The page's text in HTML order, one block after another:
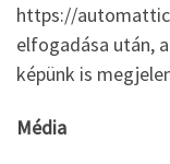
https://
elfogadása után,
képünk is
Média